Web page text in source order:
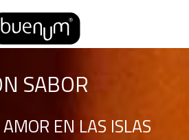
SABOR
EN LAS ISLAS